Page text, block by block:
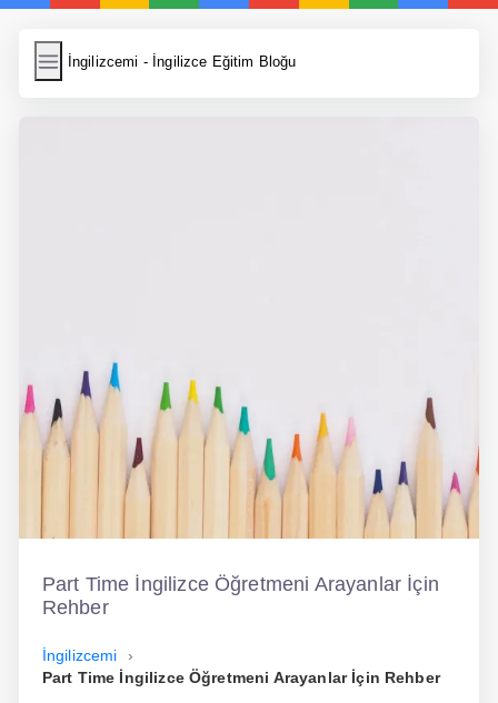
İngilizcemi - İngilizce Eğitim Bloğu
İngilizcemi
5 Günde İngilizce
Bilinçaltı İngilizce
İngilizce Biyografiler
Dil Eğitimi
En Hızlı İngilizce
Part Time İngilizce Öğretmeni Arayanlar İçin
Rehber
İngilizcemi
Part Time İngilizce Öğretmeni Arayanlar İçin Rehber